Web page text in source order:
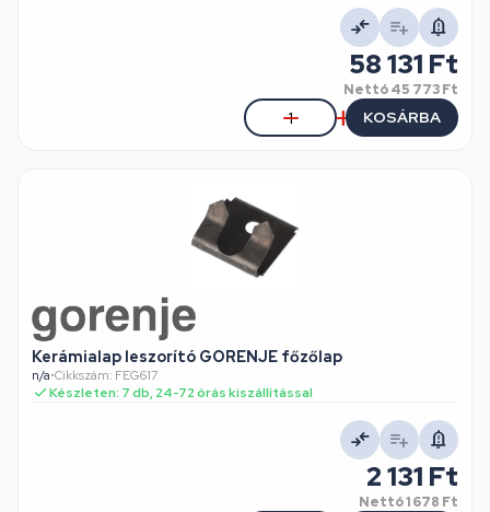
58 131 Ft
Nettó45 773 Ft
KOSÁRBA
Kerámialap leszorító GORENJE főzőlap
n/a•Cikkszám: FEG617
Készleten: 7 db, 24-72 órás kiszállítással
2 131 Ft
Nettó1 678 Ft